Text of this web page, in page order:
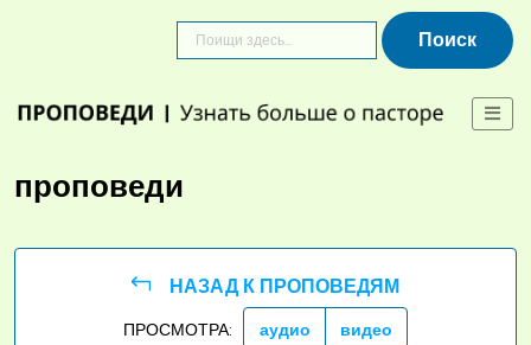
проповеди
НАЗАД К ПРОПОВЕДЯМ
ПРОСМОТРА: аудио видео